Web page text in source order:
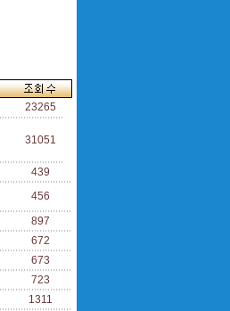
23265
31051
439
456
897
672
673
723
1311